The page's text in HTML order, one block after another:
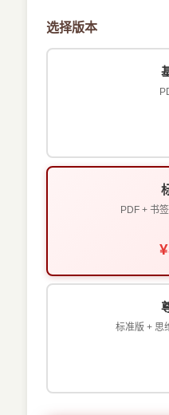
选择版本
PDF + 书
标准版 + 思